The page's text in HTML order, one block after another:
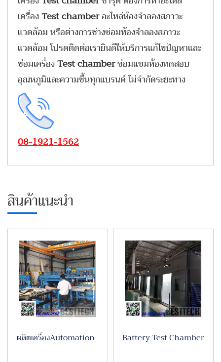
เครื่องTest chamberอะไหล่ห้องจำลองสภาวะ
แวดล้อม หรือต่างการช่างซ่อมห้องจำลองสภาวะ
แวดล้อม โปรดติดต่อเรายินดีให้บริการแก้ไขปัญหาและ
ซ่อมเครื่องTest chamberซ่อมแซมห้องทดสอบ
อุณหภูมิและความชื้นทุกแบรนด์ ไม่จำกัดระยะทาง
08-1921-1562
สินค้าแนะนำ
ผลิตเครื่องAutomation Battery Test Chamber